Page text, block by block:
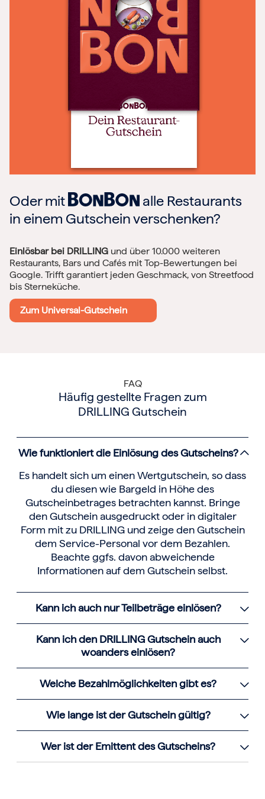
Oder mit
alle Restaurants
in einem Gutschein verschenken?
Einlösbar bei DRILLING und über 10.000 weiteren
Restaurants, Bars und Cafés mit Top-Bewertungen bei
Google. Trifft garantiert jeden Geschmack, von Streetfood
bis Sterneküche.
Zum Universal-Gutschein
FAQ
Häufig gestellte Fragen zum
DRILLING Gutschein
Wie funktioniert die Einlösung des Gutscheins?
Es handelt sich um einen Wertgutschein, so dass
du diesen wie Bargeld in Höhe des
Gutscheinbetrages betrachten kannst. Bringe
den Gutschein ausgedruckt oder in digitaler
Form mit zu DRILLING und zeige den Gutschein
dem Service-Personal vor dem Bezahlen.
Beachte ggfs. davon abweichende
Informationen auf dem Gutschein selbst.
Kann ich auch nur Teilbeträge einlösen?
Kann ich den DRILLING Gutschein auch
woanders einlösen?
Welche Bezahlmöglichkeiten gibt es?
Wie lange ist der Gutschein gültig?
Wer ist der Emittent des Gutscheins?